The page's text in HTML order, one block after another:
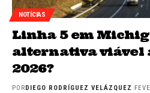
NOTÍCIAS
Linha 5 em
alternativa viável
2026?
PORDIEGO RODRÍGUEZ VELÁZQUEZ